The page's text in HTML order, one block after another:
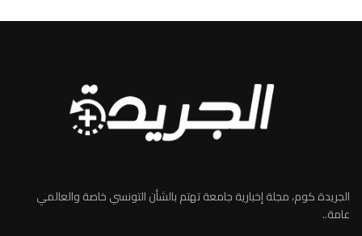
الجريدة كوم، مجلة إخبارية جامعة تهتم بالشأن التونسي خاصة والعالمي
عامة..